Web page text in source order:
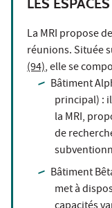
La MRI propose
réunions. Située
(94), elle se
Bâtiment
principal) :
la MRI,
de
Bâtiment
met à